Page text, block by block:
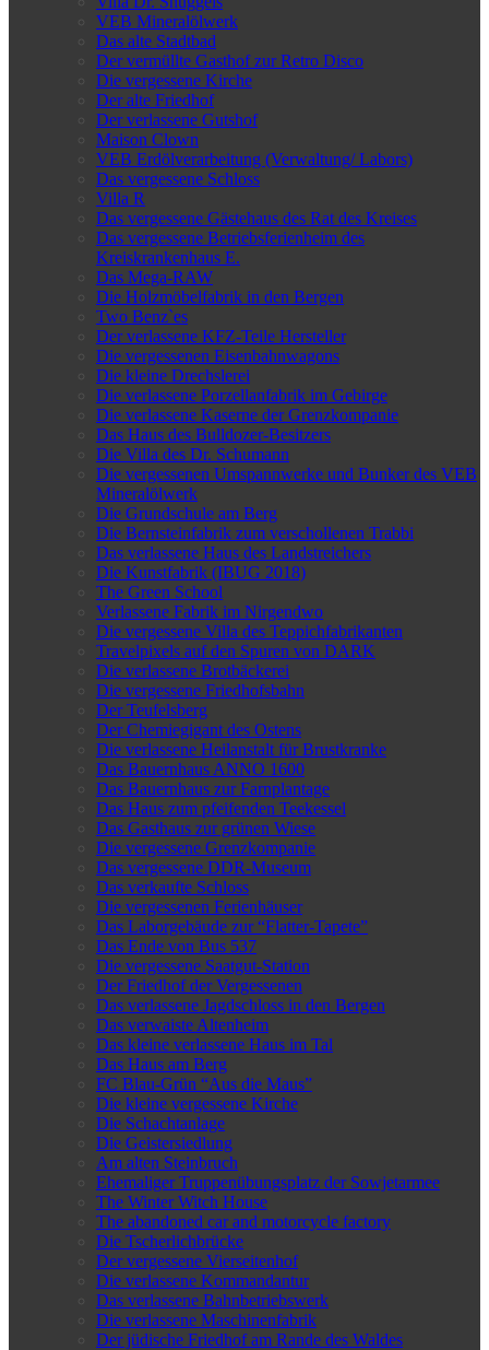
VEB Mineralölwerk
Das alte Stadtbad
Der vermüllte Gasthof zur Retro Disco
Die vergessene Kirche
Der alte Friedhof
Der verlassene Gutshof
Maison Clown
VEB Erdölverarbeitung (Verwaltung/ Labors)
Das vergessene Schloss
Villa R
Das vergessene Gästehaus des Rat des Kreises
Das vergessene Betriebsferienheim des
Kreiskrankenhaus E.
Das Mega-RAW
Die Holzmöbelfabrik in den Bergen
Two Benz`es
Der verlassene KFZ-Teile Hersteller
Die vergessenen Eisenbahnwagons
Die kleine Drechslerei
Die verlassene Porzellanfabrik im Gebirge
Die verlassene Kaserne der Grenzkompanie
Das Haus des Bulldozer-Besitzers
Die Villa des Dr. Schumann
Die vergessenen Umspannwerke und Bunker des VEB
Mineralölwerk
Die Grundschule am Berg
Die Bernsteinfabrik zum verschollenen Trabbi
Das verlassene Haus des Landstreichers
Die Kunstfabrik (IBUG 2018)
The Green School
Verlassene Fabrik im Nirgendwo
Die vergessene Villa des Teppichfabrikanten
Travelpixels auf den Spuren von DARK
Die verlassene Brotbäckerei
Die vergessene Friedhofsbahn
Der Teufelsberg
Der Chemiegigant des Ostens
Die verlassene Heilanstalt für Brustkranke
Das Bauernhaus ANNO 1600
Das Bauernhaus zur Farnplantage
Das Haus zum pfeifenden Teekessel
Das Gasthaus zur grünen Wiese
Die vergessene Grenzkompanie
Das vergessene DDR-Museum
Das verkaufte Schloss
Die vergessenen Ferienhäuser
Das Laborgebäude zur “Flatter-Tapete”
Das Ende von Bus 537
Die vergessene Saatgut-Station
Der Friedhof der Vergessenen
Das verlassene Jagdschloss in den Bergen
Das verwaiste Altenheim
Das kleine verlassene Haus im Tal
Das Haus am Berg
FC Blau-Grün “Aus die Maus”
Die kleine vergessene Kirche
Die Schachtanlage
Die Geistersiedlung
Am alten Steinbruch
Ehemaliger Truppenübungsplatz der Sowjetarmee
The Winter Witch House
The abandoned car and motorcycle factory
Die Tscherlichbrücke
Der vergessene Vierseitenhof
Die verlassene Kommandantur
Das verlassene Bahnbetriebswerk
Die verlassene Maschinenfabrik
Der jüdische Friedhof am Rande des Waldes